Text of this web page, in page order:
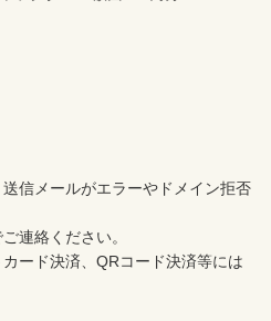
信メールがエラーやドメイン拒否
連絡ください。
ード決済、QRコード決済等には